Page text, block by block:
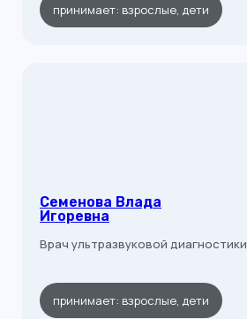
принимает: взрослые, дети
Семенова Влада
Игоревна
Врач ультразвуковой диагностики
принимает: взрослые, дети